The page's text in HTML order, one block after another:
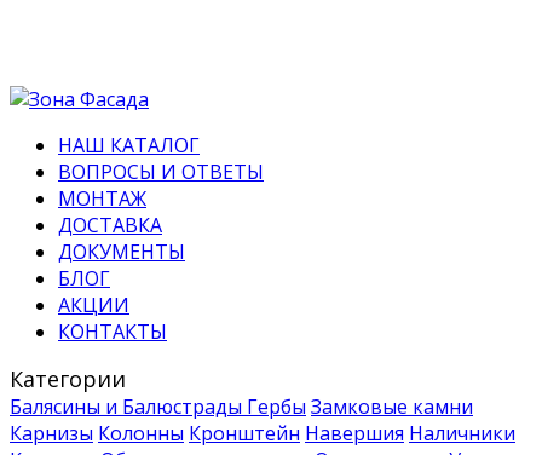
НАШ КАТАЛОГ
ВОПРОСЫ И ОТВЕТЫ
МОНТАЖ
ДОСТАВКА
ДОКУМЕНТЫ
БЛОГ
АКЦИИ
КОНТАКТЫ
Категории
Балясины и Балюстрады Гербы Замковые камни
Карнизы Колонны Кронштейн Навершия Наличники